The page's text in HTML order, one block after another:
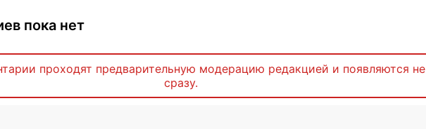
пока нет
проходят предварительную модерацию редакцией и появляются не
сразу.